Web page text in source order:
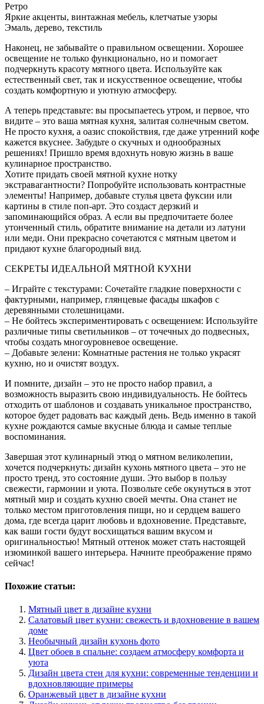
Ретро
Яркие акценты, винтажная мебель, клетчатые узоры
Эмаль, дерево, текстиль
Наконец, не забывайте о правильном освещении. Хорошее
освещение не только функционально, но и помогает
подчеркнуть красоту мятного цвета. Используйте как
естественный свет, так и искусственное освещение, чтобы
создать комфортную и уютную атмосферу.
А теперь представьте: вы просыпаетесь утром, и первое, что
видите – это ваша мятная кухня, залитая солнечным светом.
Не просто кухня, а оазис спокойствия, где даже утренний кофе
кажется вкуснее. Забудьте о скучных и однообразных
решениях! Пришло время вдохнуть новую жизнь в ваше
кулинарное пространство.
Хотите придать своей мятной кухне нотку
экстравагантности? Попробуйте использовать контрастные
элементы! Например, добавьте стулья цвета фуксии или
картины в стиле поп-арт. Это создаст дерзкий и
запоминающийся образ. А если вы предпочитаете более
утонченный стиль, обратите внимание на детали из латуни
или меди. Они прекрасно сочетаются с мятным цветом и
придают кухне благородный вид.
СЕКРЕТЫ ИДЕАЛЬНОЙ МЯТНОЙ КУХНИ
– Играйте с текстурами: Сочетайте гладкие поверхности с
фактурными, например, глянцевые фасады шкафов с
деревянными столешницами.
– Не бойтесь экспериментировать с освещением: Используйте
различные типы светильников – от точечных до подвесных,
чтобы создать многоуровневое освещение.
– Добавьте зелени: Комнатные растения не только украсят
кухню, но и очистят воздух.
И помните, дизайн – это не просто набор правил, а
возможность выразить свою индивидуальность. Не бойтесь
отходить от шаблонов и создавать уникальное пространство,
которое будет радовать вас каждый день. Ведь именно в такой
кухне рождаются самые вкусные блюда и самые теплые
воспоминания.
Завершая этот кулинарный этюд о мятном великолепии,
хочется подчеркнуть: дизайн кухонь мятного цвета – это не
просто тренд, это состояние души. Это выбор в пользу
свежести, гармонии и уюта. Позвольте себе окунуться в этот
мятный мир и создать кухню своей мечты. Она станет не
только местом приготовления пищи, но и сердцем вашего
дома, где всегда царит любовь и вдохновение. Представьте,
как ваши гости будут восхищаться вашим вкусом и
оригинальностью! Мятный оттенок может стать настоящей
изюминкой вашего интерьера. Начните преображение прямо
сейчас!
Похожие статьи:
Мятный цвет в дизайне кухни
Салатовый цвет кухни: свежесть и вдохновение в вашем
доме
Необычный дизайн кухонь фото
Цвет обоев в спальне: создаем атмосферу комфорта и
уюта
Дизайн цвета стен для кухни: современные тенденции и
вдохновляющие примеры
Оранжевый цвет в дизайне кухни